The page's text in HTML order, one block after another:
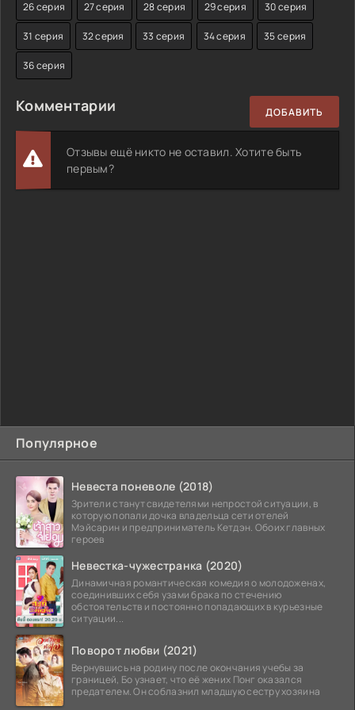
Популярное
Невеста поневоле (2018)
Зрители станут свидетелями непростой ситуации, в
которую попали дочка владельца сети отелей
Мэйсарин и предприниматель Кетдэн. Обоих главных
героев
Невестка-чужестранка (2020)
Динамичная романтическая комедия о молодоженах,
соединивших себя узами брака по стечению
обстоятельств и постоянно попадающих в курьезные
ситуации...
Поворот любви (2021)
Вернувшись на родину после окончания учебы за
границей, Бо узнает, что её жених Понг оказался
предателем. Он соблазнил младшую сестру хозяина
26 серия 27 серия 28 серия 29 серия 30 серия
31 серия 32 серия 33 серия 34 серия 35 серия
36 серия
Комментарии ДОБАВИТЬ
Отзывы ещё никто не оставил. Хотите быть
первым?